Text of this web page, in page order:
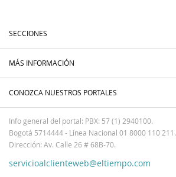
SECCIONES
MÁS INFORMACIÓN
CONOZCA NUESTROS PORTALES
Info general del portal: PBX: 57 (1) 2940100.
Bogotá 5714444 - Línea Nacional 01 8000 110 211.
Dirección: Av. Calle 26 # 68B-70.
servicioalclienteweb@eltiempo.com